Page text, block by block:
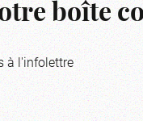
boîte
à l'infolettre